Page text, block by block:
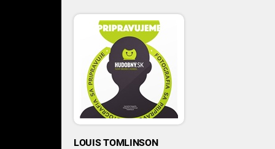
LOUIS TOMLINSON